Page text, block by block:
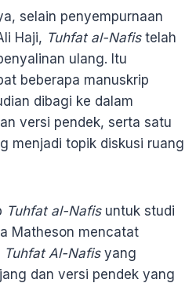
selain penyempurnaan
Haji, Tuhfat al-Nafistelah
ulang. Itu
beberapa manuskrip
dibagi ke dalam
versi pendek, serta satu
menjadi topik diskusi ruang
Tuhfat al-Nafisuntuk studi
Matheson mencatat
Tuhfat Al-Nafisyang
dan versi pendek yang